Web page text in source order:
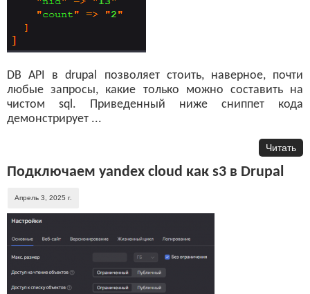
DB API в drupal позволяет стоить, наверное, почти
любые запросы, какие только можно составить на
чистом sql. Приведенный ниже сниппет кода
демонстрирует ...
Читать
Подключаем yandex cloud как s3 в Drupal
Апрель 3, 2025 г.